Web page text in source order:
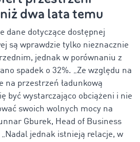
dwa lata temu
dane dotyczące dostępnej
są wprawdzie tylko nieznacznie
jednak w porównaniu z
spadek o 32%. „Ze względu na
na przestrzeń ładunkową
być wystarczająco obciążeni i nie
swoich wolnych mocy na
Gburek, Head of Business
jednak istnieją relacje, w